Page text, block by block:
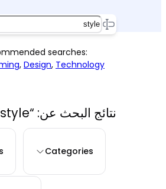
Search
searches:
, Design, Technology
نتائج البحث عن: “style”
Categories